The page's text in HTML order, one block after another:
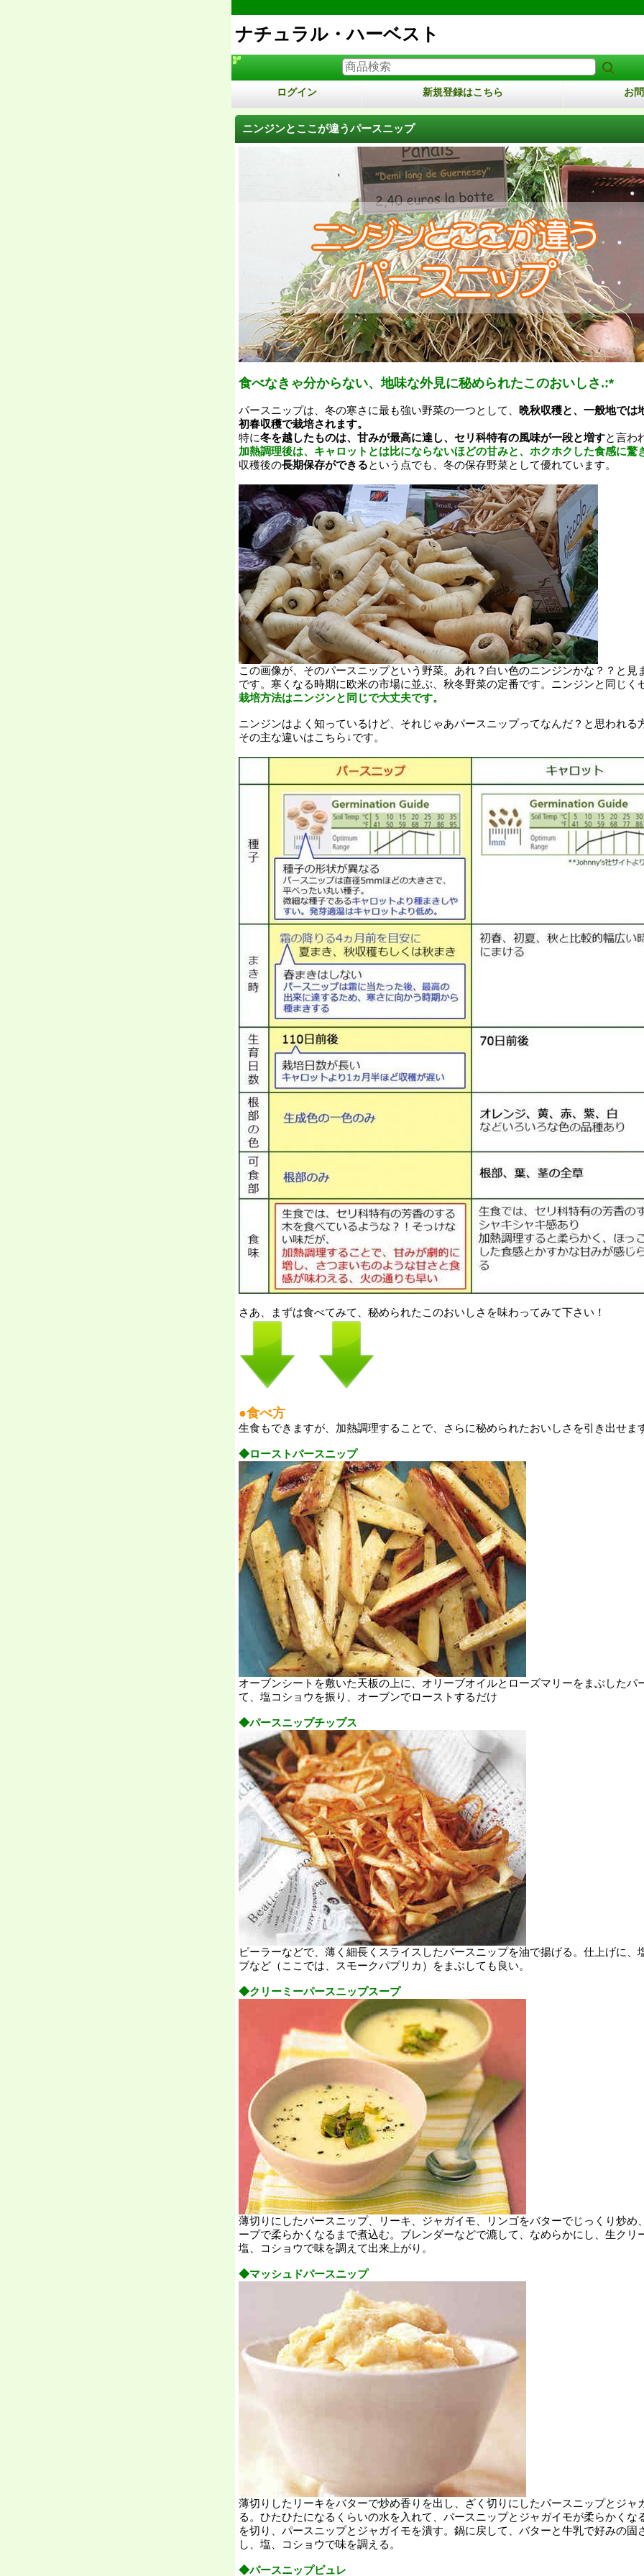
ナチュラル・ハーベスト
ログイン 新規登録はこちら お
ニンジンとここが違うパースニップ
食べなきゃ分からない、地味な外見に秘められたこのおいしさ.:*
パースニップは、冬の寒さに最も強い野菜の一つとして、 晩秋収穫と、一般地では
初春収穫で栽培されます。
特に冬を越したものは、甘みが最高に達し、セリ科特有の風味が一段と増すと言わ
加熱調理後は、キャロットとは比にならないほどの甘みと、ホクホクした食感に驚
収穫後の長期保存ができるという点でも、冬の保存野菜として優れています。
この画像が、そのパースニップという野菜。あれ？白い色のニンジンかな？？と見
です。寒くなる時期に欧米の市場に並ぶ、秋冬野菜の定番です。ニンジンと同じく
栽培方法はニンジンと同じで大丈夫です。
ニンジンはよく知っているけど、それじゃあパースニップってなんだ？と思われる
その主な違いはこちら↓です。
さあ、まずは食べてみて、秘められたこのおいしさを味わってみて下さい！
●食べ方
生食もできますが、加熱調理することで、さらに秘められたおいしさを引き出せま
◆ローストパースニップ
オーブンシートを敷いた天板の上に、オリーブオイルとローズマリーをまぶしたパ
て、塩コショウを振り、オーブンでローストするだけ
◆パースニップチップス
ピーラーなどで、薄く細長くスライスしたパースニップを油で揚げる。仕上げに、
ブなど（ここでは、スモークパプリカ）をまぶしても良い。
◆クリーミーパースニップスープ
薄切りにしたパースニップ、リーキ、ジャガイモ、リンゴをバターでじっくり炒め
ープで柔らかくなるまで煮込む。ブレンダーなどで漉して、なめらかにし、生クリ
塩、コショウで味を調えて出来上がり。
◆マッシュドパースニップ
薄切りしたリーキをバターで炒め香りを出し、ざく切りにしたパースニップとジャ
る。ひたひたになるくらいの水を入れて、パースニップとジャガイモが柔らかくな
を切り、パースニップとジャガイモを潰す。鍋に戻して、バターと牛乳で好みの固
し、塩、コショウで味を調える。
◆パースニップピュレ